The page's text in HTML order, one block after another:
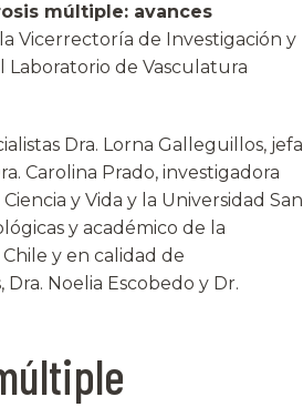
múltiple: avances
Vicerrectoría de Investigación y
Laboratorio de Vasculatura
Dra. Lorna Galleguillos, jefa
Carolina Prado, investigadora
y Vida y la Universidad San
y académico de la
y en calidad de
Noelia Escobedo y Dr.